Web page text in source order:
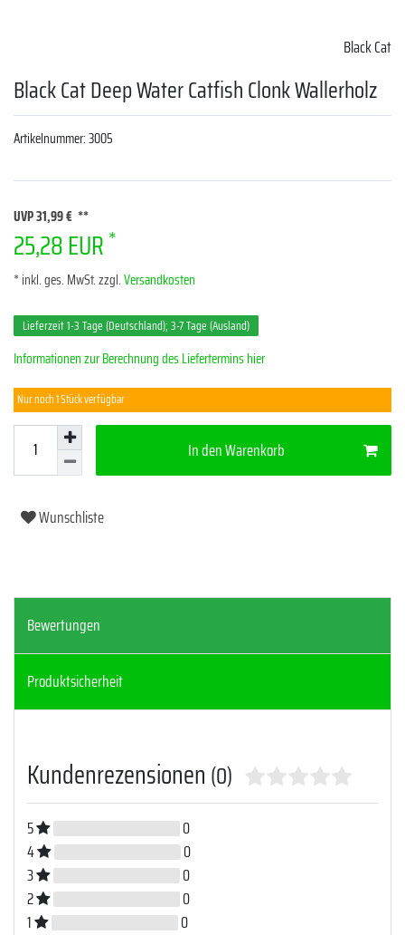
Black Cat
Black Cat Deep Water Catfish Clonk Wallerholz
Artikelnummer:3005
UVP 31,99 €
25,28 EUR *
* inkl. ges. MwSt. zzgl.Versandkosten
Lieferzeit 1-3 Tage (Deutschland); 3-7 Tage (Ausland)
Informationen zur Berechnung des Liefertermins hier
Nur noch 1 Stück verfügbar
In den Warenkorb
Wunschliste
Bewertungen
Produktsicherheit
Kundenrezensionen (0)
5
0
4
0
3
0
2
0
1
0